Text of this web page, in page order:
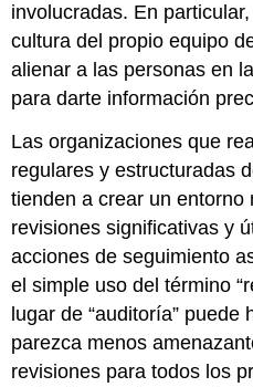
involucradas. En
cultura del propio equipo
alienar a las personas en
para darte información
Las organizaciones que
regulares y estructuradas
tienden a crear un
revisiones significativas y
acciones de seguimiento
el simple uso del término
lugar de “auditoría” puede
parezca menos
revisiones para todos los